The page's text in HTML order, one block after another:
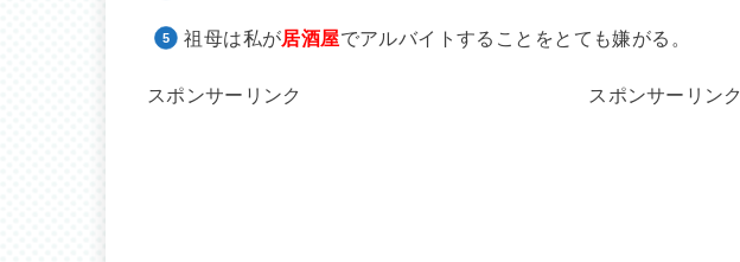
祖母は私が居酒屋でアルバイトすることをとても嫌がる。
スポンサーリンク スポンサーリンク